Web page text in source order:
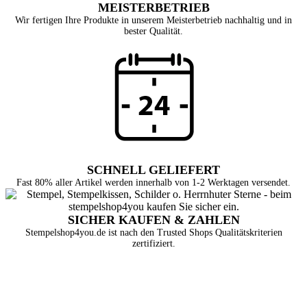
MEISTERBETRIEB
Wir fertigen Ihre Produkte in unserem Meisterbetrieb nachhaltig und in
bester Qualität.
SCHNELL GELIEFERT
Fast 80% aller Artikel werden innerhalb von 1-2 Werktagen versendet.
SICHER KAUFEN & ZAHLEN
Stempelshop4you.de ist nach den Trusted Shops Qualitätskriterien
zertifiziert.